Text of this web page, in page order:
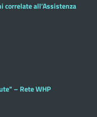
correlate all’Assistenza
– Rete WHP